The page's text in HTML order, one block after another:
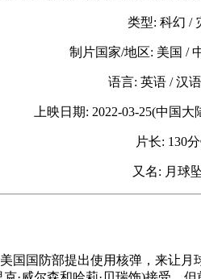
类型: 科幻 /
制片国家/地区: 美国 /
语言: 英语 / 汉
上映日期: 2022-03-25(中国大
片长: 130
又名: 月球
国国防部提出使用核弹，来让